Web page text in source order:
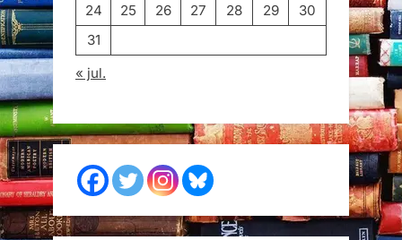
24
25 26 27 28 29
30
31
« jul.